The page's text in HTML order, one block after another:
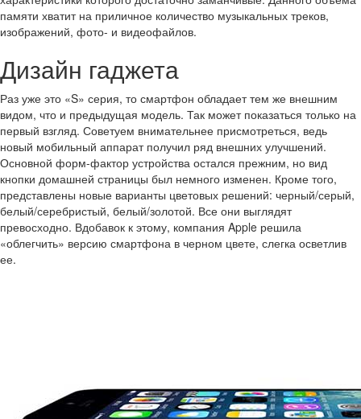
памяти хватит на приличное количество музыкальных треков,
изображений, фото- и видеофайлов.
Дизайн гаджета
Раз уже это «S» серия, то смартфон обладает тем же внешним
видом, что и предыдущая модель. Так может показаться только на
первый взгляд. Советуем внимательнее присмотреться, ведь
новый мобильный аппарат получил ряд внешних улучшений.
Основной форм-фактор устройства остался прежним, но вид
кнопки домашней страницы был немного изменен. Кроме того,
представлены новые варианты цветовых решений: черный/серый,
белый/серебристый, белый/золотой. Все они выглядят
превосходно. Вдобавок к этому, компания Apple решила
«облегчить» версию смартфона в черном цвете, слегка осветлив
ее.